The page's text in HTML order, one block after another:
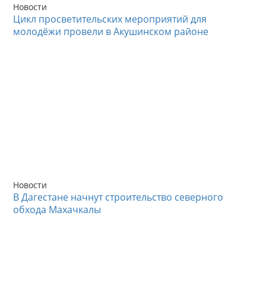
Новости
Цикл просветительских мероприятий для
молодёжи провели в Акушинском районе
Новости
В Дагестане начнут строительство северного
обхода Махачкалы